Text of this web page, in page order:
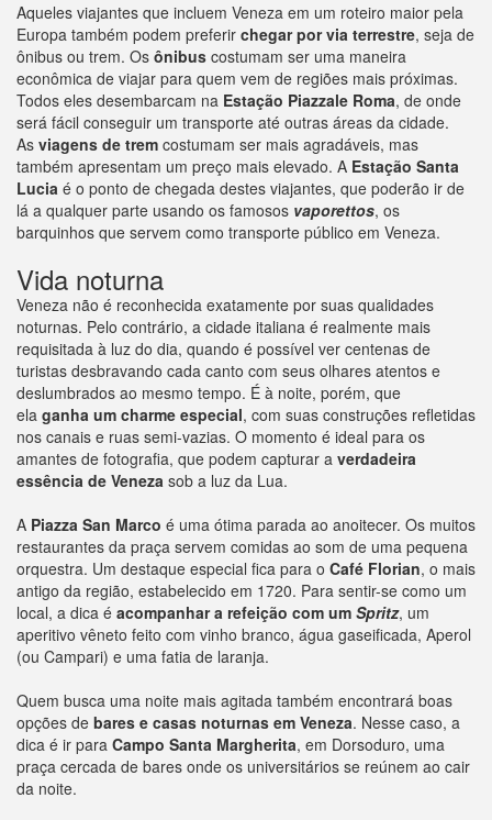
Aqueles viajantes que incluem Veneza em um roteiro maior pela
Europa também podem preferir chegar por via terrestre, seja de
ônibus ou trem. Os ônibus costumam ser uma maneira
econômica de viajar para quem vem de regiões mais próximas.
Todos eles desembarcam na Estação Piazzale Roma, de onde
será fácil conseguir um transporte até outras áreas da cidade.
As viagens de trem costumam ser mais agradáveis, mas
também apresentam um preço mais elevado. A Estação Santa
Lucia é o ponto de chegada destes viajantes, que poderão ir de
lá a qualquer parte usando os famosos vaporettos, os
barquinhos que servem como transporte público em Veneza.
Vida noturna
Veneza não é reconhecida exatamente por suas qualidades
noturnas. Pelo contrário, a cidade italiana é realmente mais
requisitada à luz do dia, quando é possível ver centenas de
turistas desbravando cada canto com seus olhares atentos e
deslumbrados ao mesmo tempo. É à noite, porém, que
ela ganha um charme especial, com suas construções refletidas
nos canais e ruas semi-vazias. O momento é ideal para os
amantes de fotografia, que podem capturar a verdadeira
essência de Veneza sob a luz da Lua.
A Piazza San Marco é uma ótima parada ao anoitecer. Os muitos
restaurantes da praça servem comidas ao som de uma pequena
orquestra. Um destaque especial fica para o Café Florian, o mais
antigo da região, estabelecido em 1720. Para sentir-se como um
local, a dica é acompanhar a refeição com um Spritz, um
aperitivo vêneto feito com vinho branco, água gaseificada, Aperol
(ou Campari) e uma fatia de laranja.
Quem busca uma noite mais agitada também encontrará boas
opções de bares e casas noturnas em Veneza. Nesse caso, a
dica é ir para Campo Santa Margherita, em Dorsoduro, uma
praça cercada de bares onde os universitários se reúnem ao cair
da noite.